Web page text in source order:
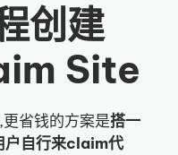
创建
Site
省钱的方案是搭一
自行来claim代